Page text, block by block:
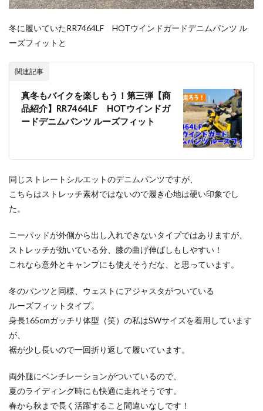
冬に履いていたRR7464LF HOTウインドガードデニムパンツ ル
ーズフィットと
関連記事
真冬もバイクを楽しもう！第三弾【商
品紹介】RR7464LF HOTウインドガ
ードデニムパンツ ルーズフィット
同じストレートシルエットのデニムパンツですが、
こちらはストレッチ素材ではないので履き心地は硬い印象でし
た。
ニーパッドが外側から出し入れできないタイプではありますが、
ストレッチが効いている分、膝の曲げ伸ばしもしやすい！
これなら意外とキャンプにも使えそうだな、と思っています。
冬のパンツと同様、ウェストにアジャスタがついている
ルーズフィットタイプ。
身長165cmガッチリ体型（笑）の私はSWサイズを着用しています
が、
裾が少し長いので一回折り返して履いています。
両外腿にベンチレーションがついているので、
夏のライディング時にも快適に走れそうです。
春から秋まで長く活躍すること間違いなしです！